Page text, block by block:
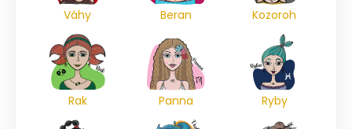
Váhy Beran Kozoroh
Rak Panna Ryby